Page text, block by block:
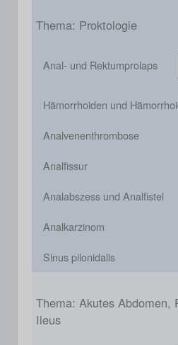
Thema: Proktologie
Anal- und Rektumprolaps
Hämorrhoiden und
Analvenenthrombose
Analfissur
Analabszess und Analfistel
Analkarzinom
Sinus pilonidalis
Thema: Akutes Abdomen,
Ileus